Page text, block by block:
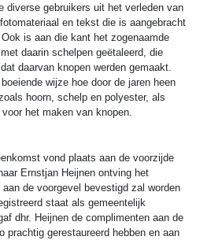
diverse gebruikers uit het verleden van
en tekst die is aangebracht
is aan die kant het zogenaamde
daarin schelpen geëtaleerd, die
daarvan knopen werden gemaakt.
wijze hoe door de jaren heen
hoorn, schelp en polyester, als
het maken van knopen.
vond plaats aan de voorzijde
Ernstjan Heijnen ontving het
de voorgevel bevestigd zal worden
staat als gemeentelijk
dhr. Heijnen de complimenten aan de
prachtig gerestaureerd hebben en aan